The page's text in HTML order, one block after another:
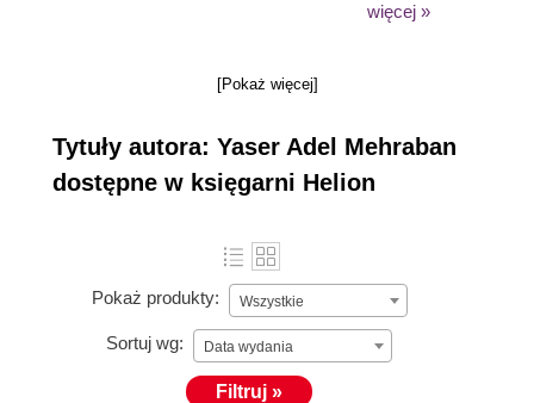
many international conference talks, write hundreds
platforms such as Pluralsight.
When he is not working, he mostly spends his time
with his family or on his woodworking projects,
więcej »
[Pokaż więcej]
Tytuły autora: Yaser Adel Mehraban
dostępne w księgarni Helion
Pokaż produkty: Wszystkie
Sortuj wg: Data wydania
Filtruj »